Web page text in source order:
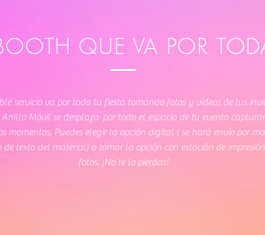
QUE VA POR
servicio va por toda tu fiesta tomando fotos y videos de tus
Anillo Móvil se desplaza por todo el espacio de tu evento
momentos. Puedes elegir la opción digital ( se hará envío por
de texto del material) o tomar la opción con estación de
fotos. ¡No te lo pierdas!